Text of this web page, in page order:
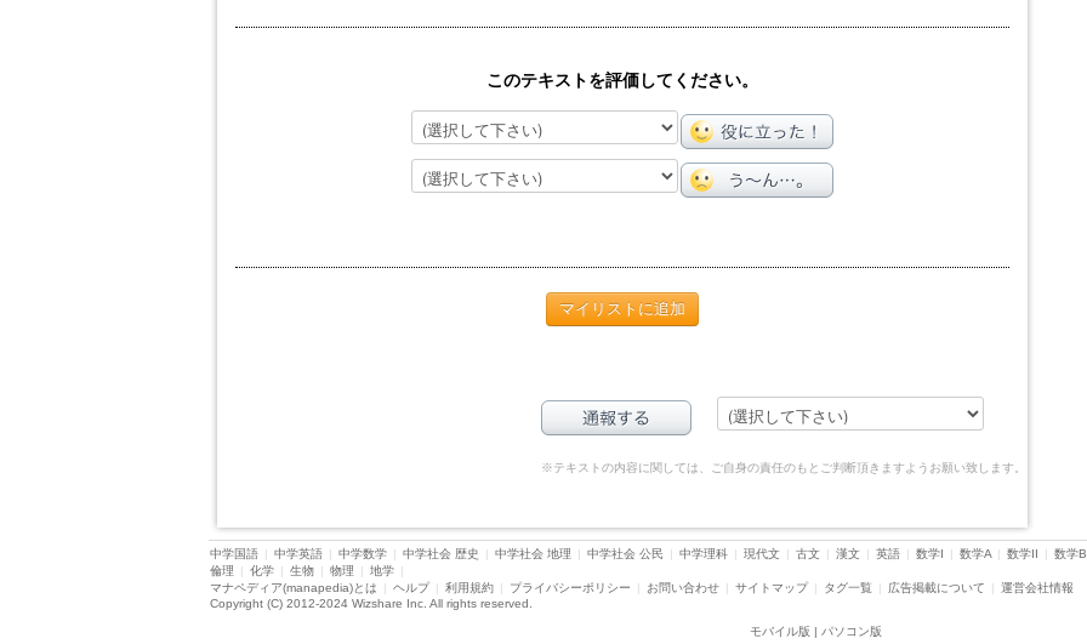
このテキストを評価してください。
マイリストに追加
※テキストの内容に関しては、ご自身の責任のもとご判断頂きますようお願い致します。
中学国語 | 中学英語 | 中学数学 | 中学社会 歴史 | 中学社会 地理 | 中学社会 公民 | 中学理科 | 現代文 | 古文 | 漢文 | 英語 | 数学I | 数学A | 数学II | 数学B
倫理
| 化学 | 生物 | 物理 | 地学 |
マナペディア(manapedia)とは
| ヘルプ | 利用規約 | プライバシーポリシー | お問い合わせ | サイトマップ | タグ一覧 | 広告掲載について | 運営会社情報
Copyright (C) 2012-2024 Wizshare Inc. All rights reserved.
モバイル版 | パソコン版